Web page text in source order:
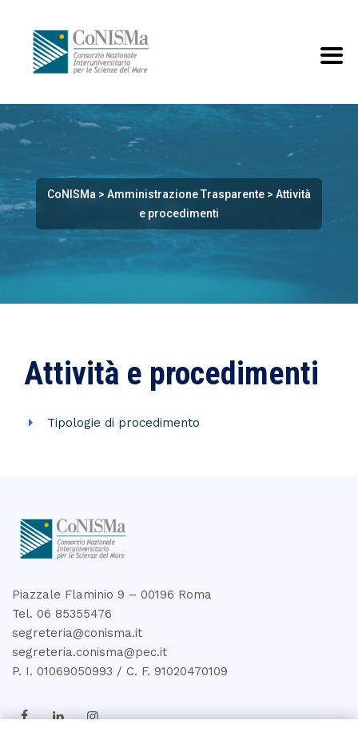
CoNISMa > Amministrazione Trasparente > Attività
e procedimenti
Attività e procedimenti
Tipologie di procedimento
Piazzale Flaminio 9 – 00196 Roma
Tel. 06 85355476
segreteria@conisma.it
segreteria.conisma@pec.it
P. I. 01069050993 / C. F. 91020470109